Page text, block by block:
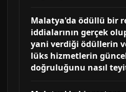
Malatya'da ödüllü bir
iddialarının gerçek
yani verdiği ödüllerin
lüks hizmetlerin
doğruluğunu nasıl